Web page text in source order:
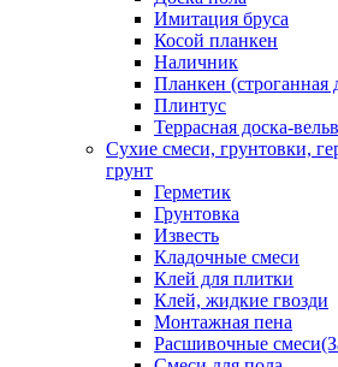
Имитация бруса
Косой планкен
Наличник
Планкен (строганная
Плинтус
Террасная доска-
Сухие смеси, грунтовки,
грунт
Герметик
Грунтовка
Известь
Кладочные смеси
Клей для плитки
Клей, жидкие гвозди
Монтажная пена
Расшивочные